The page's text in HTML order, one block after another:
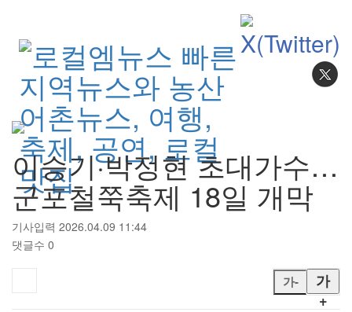
이승기·박정현 초대가수…
군포철쭉축제 18일 개막
기사입력 2026.04.09 11:44
댓글수 0
가-
가
+